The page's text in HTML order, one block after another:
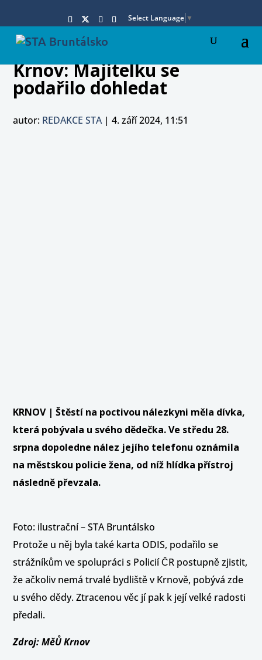
Select Language ▼
Krnov: Majitelku se
podařilo dohledat
autor: REDAKCE STA|4. září 2024, 11:51
KRNOV | Štěstí na poctivou nálezkyni měla dívka,
která pobývala u svého dědečka. Ve středu 28.
srpna dopoledne nález jejího telefonu oznámila
na městskou policie žena, od níž hlídka přístroj
následně převzala.
Foto: ilustrační – STA Bruntálsko
Protože u něj byla také karta ODIS, podařilo se
strážníkům ve spolupráci s Policií ČR postupně zjistit,
že ačkoliv nemá trvalé bydliště v Krnově, pobývá zde
u svého dědy. Ztracenou věc jí pak k její velké radosti
předali.
Zdroj: MěŮ Krnov